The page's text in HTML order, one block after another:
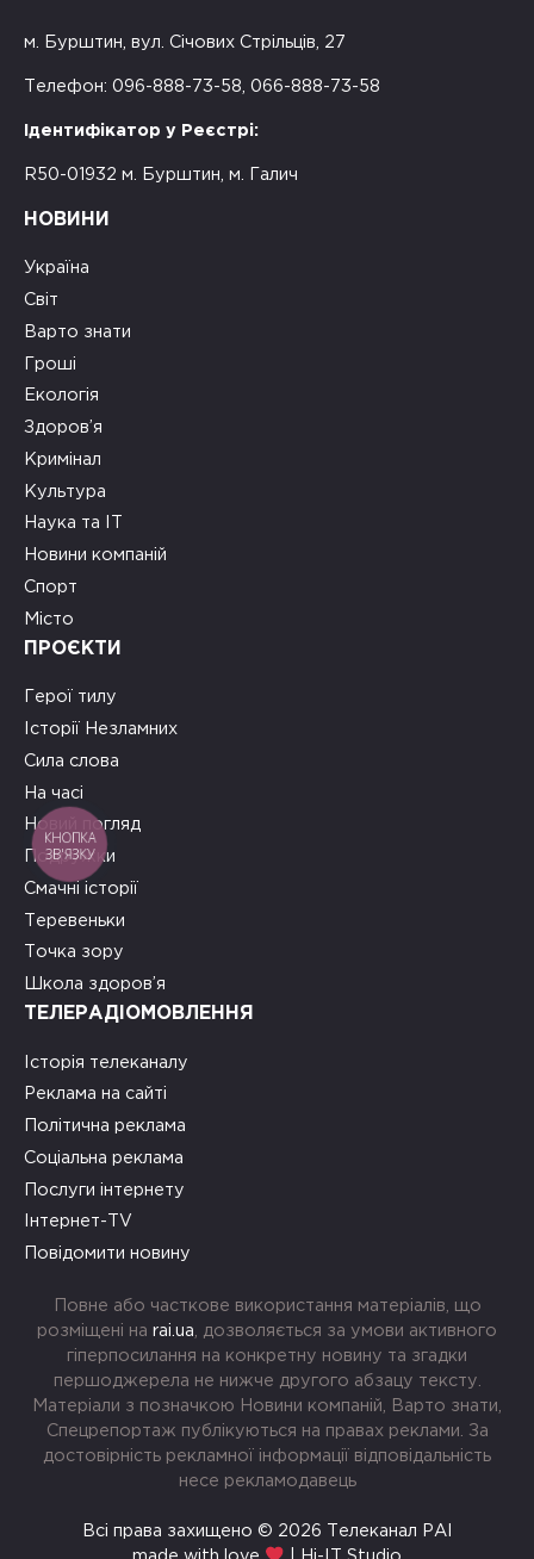
м. Бурштин, вул. Січових Стрільців, 27
Телефон: 096-888-73-58, 066-888-73-58
Ідентифікатор у Реєстрі:
R50-01932 м. Бурштин, м. Галич
НОВИНИ
Україна
Світ
Варто знати
Гроші
Екологія
Здоров’я
Кримінал
Культура
Наука та ІТ
Новини компаній
Спорт
Місто
ПРОЄКТИ
Герої тилу
Історії Незламних
Сила слова
На часі
Новий погляд
Подружки
Смачні історії
Теревеньки
Точка зору
Школа здоров’я
ТЕЛЕРАДІОМОВЛЕННЯ
Історія телеканалу
Реклама на сайті
Політична реклама
Соціальна реклама
Послуги інтернету
Інтернет-TV
Повідомити новину
Повне або часткове використання матеріалів, що
розміщені на rai.ua , дозволяється за умови активного
гіперпосилання на конкретну новину та згадки
першоджерела не нижче другого абзацу тексту.
Матеріали з позначкою Новини компаній, Варто знати,
Спецрепортаж публікуються на правах реклами. За
достовірність рекламної інформації відповідальність
несе рекламодавець
Всі права захищено © 2026 Телеканал РАІ
КНОПКА
ЗВ'ЯЗКУ